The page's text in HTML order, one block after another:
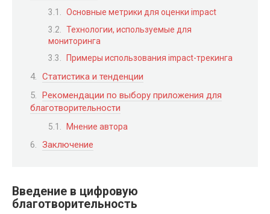
Основные метрики для оценки impact
Технологии, используемые для
мониторинга
Примеры использования impact-трекинга
Статистика и тенденции
Рекомендации по выбору приложения для
благотворительности
Мнение автора
Заключение
Введение в цифровую
благотворительность